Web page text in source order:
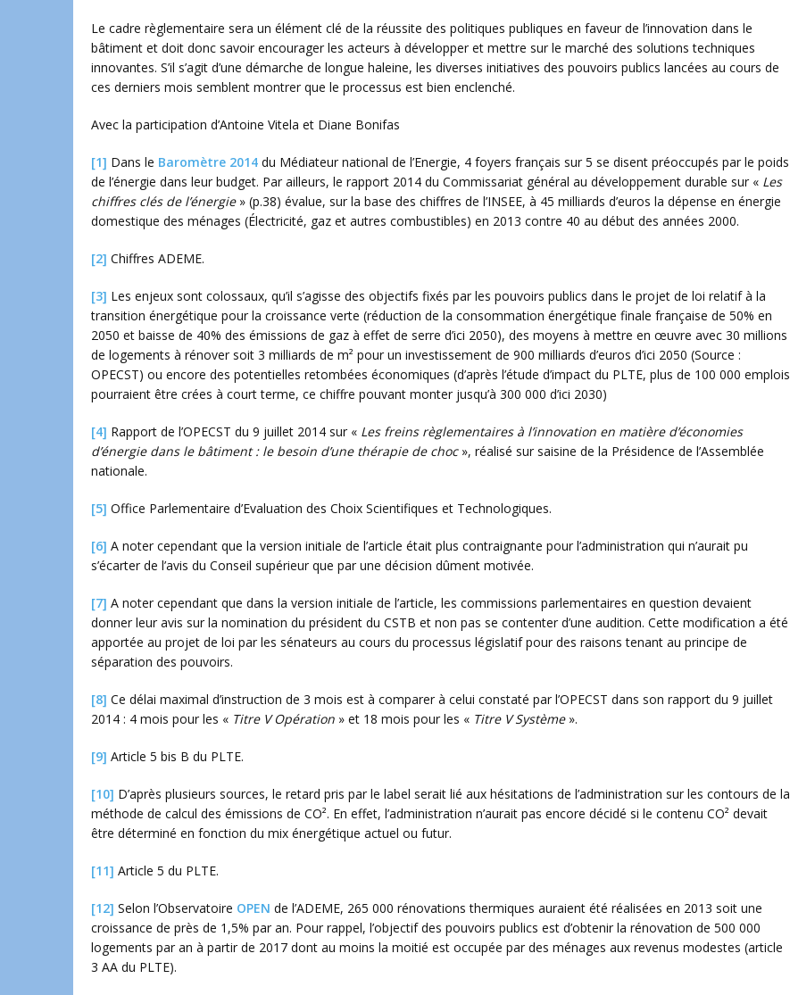
Le cadre règlementaire sera un élément clé de la réussite des politiques publiques en faveur de l’innovation dans le
bâtiment et doit donc savoir encourager les acteurs à développer et mettre sur le marché des solutions techniques
innovantes. S’il s’agit d’une démarche de longue haleine, les diverses initiatives des pouvoirs publics lancées au cours de
ces derniers mois semblent montrer que le processus est bien enclenché.
Avec la participation d’Antoine Vitela et Diane Bonifas
[1] Dans le Baromètre 2014 du Médiateur national de l’Energie, 4 foyers français sur 5 se disent préoccupés par le poids
de l’énergie dans leur budget. Par ailleurs, le rapport 2014 du Commissariat général au développement durable sur « Les
chiffres clés de l’énergie» (p.38) évalue, sur la base des chiffres de l’INSEE, à 45 milliards d’euros la dépense en énergie
domestique des ménages (Électricité, gaz et autres combustibles) en 2013 contre 40 au début des années 2000.
[2] Chiffres ADEME.
[3] Les enjeux sont colossaux, qu’il s’agisse des objectifs fixés par les pouvoirs publics dans le projet de loi relatif à la
transition énergétique pour la croissance verte (réduction de la consommation énergétique finale française de 50% en
2050 et baisse de 40% des émissions de gaz à effet de serre d’ici 2050), des moyens à mettre en œuvre avec 30 millions
de logements à rénover soit 3 milliards de m² pour un investissement de 900 milliards d’euros d’ici 2050 (Source :
OPECST) ou encore des potentielles retombées économiques (d’après l’étude d’impact du PLTE, plus de 100 000 emplois
pourraient être crées à court terme, ce chiffre pouvant monter jusqu’à 300 000 d’ici 2030)
[4] Rapport de l’OPECST du 9 juillet 2014 sur « Les freins règlementaires à l’innovation en matière d’économies
d’énergie dans le bâtiment : le besoin d’une thérapie de choc», réalisé sur saisine de la Présidence de l’Assemblée
nationale.
[5] Office Parlementaire d’Evaluation des Choix Scientifiques et Technologiques.
[6] A noter cependant que la version initiale de l’article était plus contraignante pour l’administration qui n’aurait pu
s’écarter de l’avis du Conseil supérieur que par une décision dûment motivée.
[7] A noter cependant que dans la version initiale de l’article, les commissions parlementaires en question devaient
donner leur avis sur la nomination du président du CSTB et non pas se contenter d’une audition. Cette modification a été
apportée au projet de loi par les sénateurs au cours du processus législatif pour des raisons tenant au principe de
séparation des pouvoirs.
[8] Ce délai maximal d’instruction de 3 mois est à comparer à celui constaté par l’OPECST dans son rapport du 9 juillet
2014 : 4 mois pour les « Titre V Opération » et 18 mois pour les « Titre V Système».
[9] Article 5 bis B du PLTE.
[10] D’après plusieurs sources, le retard pris par le label serait lié aux hésitations de l’administration sur les contours de la
méthode de calcul des émissions de CO². En effet, l’administration n’aurait pas encore décidé si le contenu CO² devait
être déterminé en fonction du mix énergétique actuel ou futur.
[11] Article 5 du PLTE.
[12] Selon l’Observatoire OPEN de l’ADEME, 265 000 rénovations thermiques auraient été réalisées en 2013 soit une
croissance de près de 1,5% par an. Pour rappel, l’objectif des pouvoirs publics est d’obtenir la rénovation de 500 000
logements par an à partir de 2017 dont au moins la moitié est occupée par des ménages aux revenus modestes (article
3 AA du PLTE).